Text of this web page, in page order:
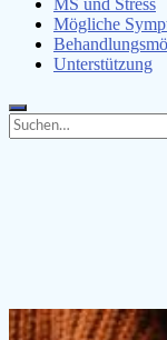
MS und Stress
Mögliche
Unterstützung
Search
for:
Search